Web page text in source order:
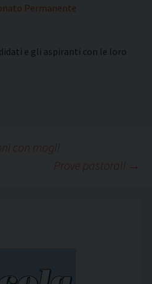
Permanente
e gli aspiranti con le loro
con mogli
Prove pastorali →